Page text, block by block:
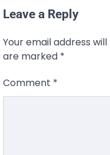
Leave a Reply
Your email address
are marked *
Comment *